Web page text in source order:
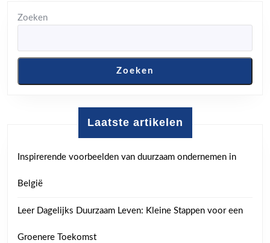
Zoeken
Zoeken
Laatste artikelen
Inspirerende voorbeelden van duurzaam ondernemen in
België
Leer Dagelijks Duurzaam Leven: Kleine Stappen voor een
Groenere Toekomst